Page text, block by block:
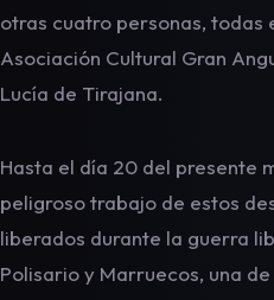
otras cuatro personas, todas
Asociación Cultural Gran
Lucía de Tirajana.
Hasta el día 20 del presente
peligroso trabajo de estos
liberados durante la guerra
Polisario y Marruecos, una